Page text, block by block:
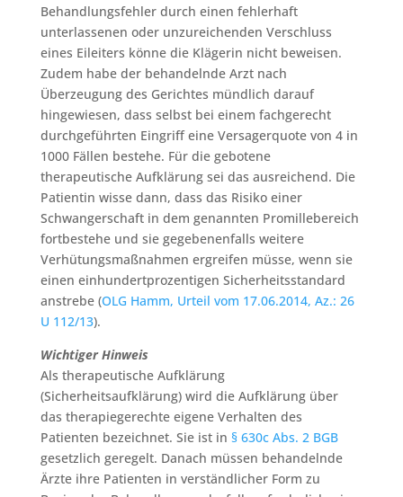
Behandlungsfehler durch einen fehlerhaft
unterlassenen oder unzureichenden Verschluss
eines Eileiters könne die Klägerin nicht beweisen.
Zudem habe der behandelnde Arzt nach
Überzeugung des Gerichtes mündlich darauf
hingewiesen, dass selbst bei einem fachgerecht
durchgeführten Eingriff eine Versagerquote von 4 in
1000 Fällen bestehe. Für die gebotene
therapeutische Aufklärung sei das ausreichend. Die
Patientin wisse dann, dass das Risiko einer
Schwangerschaft in dem genannten Promillebereich
fortbestehe und sie gegebenenfalls weitere
Verhütungsmaßnahmen ergreifen müsse, wenn sie
einen einhundertprozentigen Sicherheitsstandard
anstrebe (OLG Hamm, Urteil vom 17.06.2014, Az.: 26
U 112/13).
Wichtiger Hinweis
Als therapeutische Aufklärung
(Sicherheitsaufklärung) wird die Aufklärung über
das therapiegerechte eigene Verhalten des
Patienten bezeichnet. Sie ist in § 630c Abs. 2 BGB
gesetzlich geregelt. Danach müssen behandelnde
Ärzte ihre Patienten in verständlicher Form zu